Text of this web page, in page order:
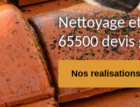
Nettoyage
65500
Nos realisations